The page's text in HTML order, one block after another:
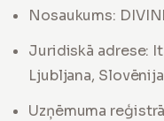
Nosaukums:
Juridiskā adrese:
Ljubljana, Slovēnija
Uzņēmuma